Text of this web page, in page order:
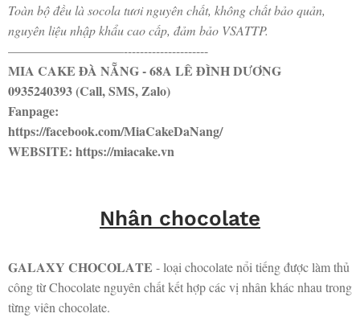
Toàn bộ đều là socola tươi nguyên chất, không chất bảo quản,
nguyên liệu nhập khẩu cao cấp, đảm bảo VSATTP.
—————————---------------------
MIA CAKE ĐÀ NẴNG - 68A LÊ ĐÌNH DƯƠNG
0935240393 (Call, SMS, Zalo)
Fanpage:
https://facebook.com/MiaCakeDaNang/
WEBSITE: https://miacake.vn
Nhân chocolate
𝐆𝐀𝐋𝐀𝐗𝐘 𝐂𝐇𝐎𝐂𝐎𝐋𝐀𝐓𝐄 - loại chocolate nổi tiếng được làm thủ
công từ Chocolate nguyên chất kết hợp các vị nhân khác nhau trong
từng viên chocolate.